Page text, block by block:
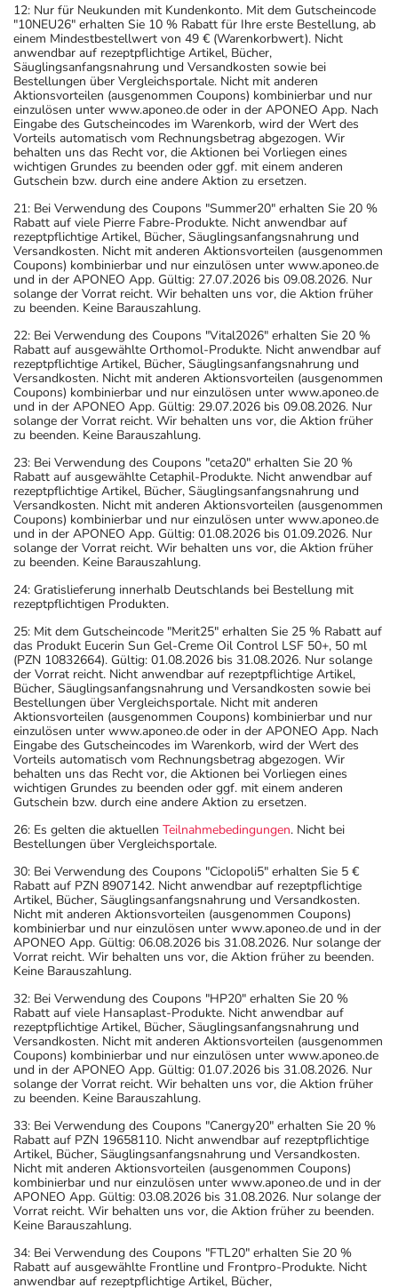
12: Nur für Neukunden mit Kundenkonto. Mit dem Gutscheincode
"10NEU26" erhalten Sie 10 % Rabatt für Ihre erste Bestellung, ab
einem Mindestbestellwert von 49 € (Warenkorbwert). Nicht
anwendbar auf rezeptpflichtige Artikel, Bücher,
Säuglingsanfangsnahrung und Versandkosten sowie bei
Bestellungen über Vergleichsportale. Nicht mit anderen
Aktionsvorteilen (ausgenommen Coupons) kombinierbar und nur
einzulösen unter www.aponeo.de oder in der APONEO App. Nach
Eingabe des Gutscheincodes im Warenkorb, wird der Wert des
Vorteils automatisch vom Rechnungsbetrag abgezogen. Wir
behalten uns das Recht vor, die Aktionen bei Vorliegen eines
wichtigen Grundes zu beenden oder ggf. mit einem anderen
Gutschein bzw. durch eine andere Aktion zu ersetzen.
21: Bei Verwendung des Coupons "Summer20" erhalten Sie 20 %
Rabatt auf viele Pierre Fabre-Produkte. Nicht anwendbar auf
rezeptpflichtige Artikel, Bücher, Säuglingsanfangsnahrung und
Versandkosten. Nicht mit anderen Aktionsvorteilen (ausgenommen
Coupons) kombinierbar und nur einzulösen unter www.aponeo.de
und in der APONEO App. Gültig: 27.07.2026 bis 09.08.2026. Nur
solange der Vorrat reicht. Wir behalten uns vor, die Aktion früher
zu beenden. Keine Barauszahlung.
22: Bei Verwendung des Coupons "Vital2026" erhalten Sie 20 %
Rabatt auf ausgewählte Orthomol-Produkte. Nicht anwendbar auf
rezeptpflichtige Artikel, Bücher, Säuglingsanfangsnahrung und
Versandkosten. Nicht mit anderen Aktionsvorteilen (ausgenommen
Coupons) kombinierbar und nur einzulösen unter www.aponeo.de
und in der APONEO App. Gültig: 29.07.2026 bis 09.08.2026. Nur
solange der Vorrat reicht. Wir behalten uns vor, die Aktion früher
zu beenden. Keine Barauszahlung.
23: Bei Verwendung des Coupons "ceta20" erhalten Sie 20 %
Rabatt auf ausgewählte Cetaphil-Produkte. Nicht anwendbar auf
rezeptpflichtige Artikel, Bücher, Säuglingsanfangsnahrung und
Versandkosten. Nicht mit anderen Aktionsvorteilen (ausgenommen
Coupons) kombinierbar und nur einzulösen unter www.aponeo.de
und in der APONEO App. Gültig: 01.08.2026 bis 01.09.2026. Nur
solange der Vorrat reicht. Wir behalten uns vor, die Aktion früher
zu beenden. Keine Barauszahlung.
24: Gratislieferung innerhalb Deutschlands bei Bestellung mit
rezeptpflichtigen Produkten.
25: Mit dem Gutscheincode "Merit25" erhalten Sie 25 % Rabatt auf
das Produkt Eucerin Sun Gel-Creme Oil Control LSF 50+, 50 ml
(PZN 10832664). Gültig: 01.08.2026 bis 31.08.2026. Nur solange
der Vorrat reicht. Nicht anwendbar auf rezeptpflichtige Artikel,
Bücher, Säuglingsanfangsnahrung und Versandkosten sowie bei
Bestellungen über Vergleichsportale. Nicht mit anderen
Aktionsvorteilen (ausgenommen Coupons) kombinierbar und nur
einzulösen unter www.aponeo.de oder in der APONEO App. Nach
Eingabe des Gutscheincodes im Warenkorb, wird der Wert des
Vorteils automatisch vom Rechnungsbetrag abgezogen. Wir
behalten uns das Recht vor, die Aktionen bei Vorliegen eines
wichtigen Grundes zu beenden oder ggf. mit einem anderen
Gutschein bzw. durch eine andere Aktion zu ersetzen.
26: Es gelten die aktuellen Teilnahmebedingungen. Nicht bei
Bestellungen über Vergleichsportale.
30: Bei Verwendung des Coupons "Ciclopoli5" erhalten Sie 5 €
Rabatt auf PZN 8907142. Nicht anwendbar auf rezeptpflichtige
Artikel, Bücher, Säuglingsanfangsnahrung und Versandkosten.
Nicht mit anderen Aktionsvorteilen (ausgenommen Coupons)
kombinierbar und nur einzulösen unter www.aponeo.de und in der
APONEO App. Gültig: 06.08.2026 bis 31.08.2026. Nur solange der
Vorrat reicht. Wir behalten uns vor, die Aktion früher zu beenden.
Keine Barauszahlung.
32: Bei Verwendung des Coupons "HP20" erhalten Sie 20 %
Rabatt auf viele Hansaplast-Produkte. Nicht anwendbar auf
rezeptpflichtige Artikel, Bücher, Säuglingsanfangsnahrung und
Versandkosten. Nicht mit anderen Aktionsvorteilen (ausgenommen
Coupons) kombinierbar und nur einzulösen unter www.aponeo.de
und in der APONEO App. Gültig: 01.07.2026 bis 31.08.2026. Nur
solange der Vorrat reicht. Wir behalten uns vor, die Aktion früher
zu beenden. Keine Barauszahlung.
33: Bei Verwendung des Coupons "Canergy20" erhalten Sie 20 %
Rabatt auf PZN 19658110. Nicht anwendbar auf rezeptpflichtige
Artikel, Bücher, Säuglingsanfangsnahrung und Versandkosten.
Nicht mit anderen Aktionsvorteilen (ausgenommen Coupons)
kombinierbar und nur einzulösen unter www.aponeo.de und in der
APONEO App. Gültig: 03.08.2026 bis 31.08.2026. Nur solange der
Vorrat reicht. Wir behalten uns vor, die Aktion früher zu beenden.
Keine Barauszahlung.
34: Bei Verwendung des Coupons "FTL20" erhalten Sie 20 %
Rabatt auf ausgewählte Frontline und Frontpro-Produkte. Nicht
anwendbar auf rezeptpflichtige Artikel, Bücher,